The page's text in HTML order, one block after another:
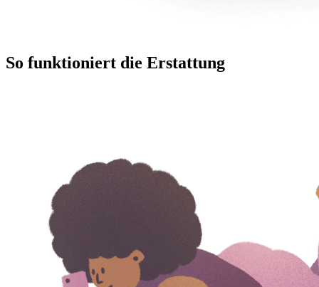
So funktioniert die Erstattung